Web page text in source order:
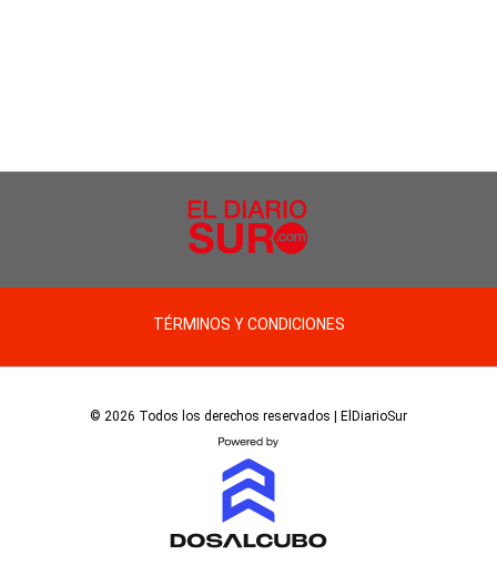
TÉRMINOS Y CONDICIONES
© 2026 Todos los derechos reservados | ElDiarioSur